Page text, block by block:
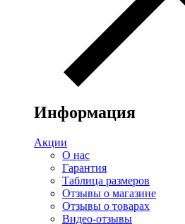
Информация
Акции
О нас
Гарантия
Таблица размеров
Отзывы о магазине
Отзывы о товарах
Видео-отзывы